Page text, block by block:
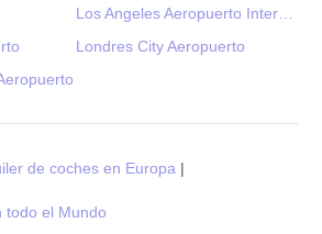
Londres City Aeropuerto
de coches en Europa |
todo el Mundo